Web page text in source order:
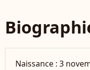
Naissance :3